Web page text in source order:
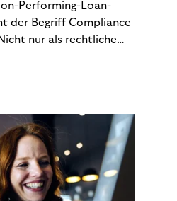
Performing-Loan-
der Begriff Compliance
nur als rechtliche
Umfeld steigender
an die
Mechanismen.